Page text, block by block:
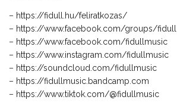
– https://fidull.hu/feliratkozas/
– https://www.facebook.com/groups/fidull
– https://www.facebook.com/fidullmusic
– https://www.instagram.com/fidullmusic
– https://soundcloud.com/fidullmusic
– https://fidullmusic.bandcamp.com
– https://www.tiktok.com/@fidullmusic